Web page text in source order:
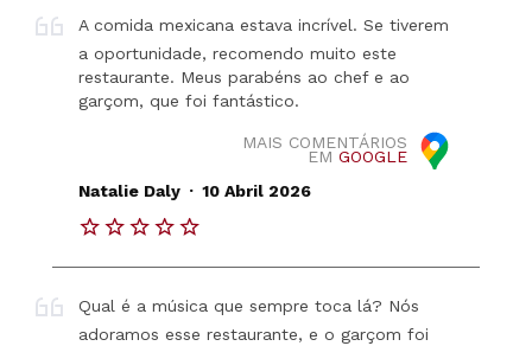
A comida mexicana estava incrível. Se tiverem
a oportunidade, recomendo muito este
restaurante. Meus parabéns ao chef e ao
garçom, que foi fantástico.
MAIS COMENTÁRIOS
EM GOOGLE
Natalie Daly . 10 Abril 2026
Qual é a música que sempre toca lá? Nós
adoramos esse restaurante, e o garçom foi